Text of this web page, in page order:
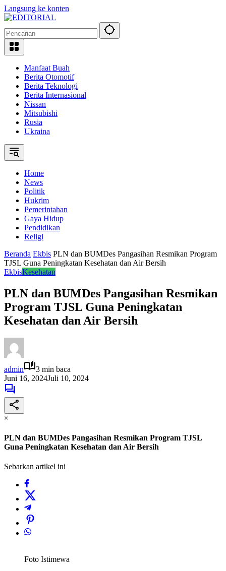
Langsung ke konten
Manfaat Buah
Berita Otomotif
Berita Teknologi
Berita Internasional
Nissan
Mitsubishi
Rusia
Ukraina
Home
News
Politik
Hukrim
Pemerintahan
Gaya Hidup
Pendidikan
Religi
Beranda Ekbis PLN dan BUMDes Pangasihan Resmikan Program
TJSL Guna Peningkatan Kesehatan dan Air Bersih
EkbisKesehatan
PLN dan BUMDes Pangasihan Resmikan
Program TJSL Guna Peningkatan
Kesehatan dan Air Bersih
admin
3 min baca
Juni 16, 2024Juli 10, 2024
×
PLN dan BUMDes Pangasihan Resmikan Program TJSL
Guna Peningkatan Kesehatan dan Air Bersih
Sebarkan artikel ini
Foto Istimewa